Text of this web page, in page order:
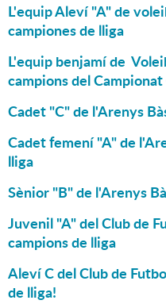
L'equip Aleví "A" de
campiones de lliga
L'equip benjamí de
campions del
Cadet "C" de l'Arenys
Cadet femení "A" de
lliga
Sènior "B" de l'Arenys
Juvenil "A" del Club de
campions de lliga
Aleví C del Club de
de lliga!